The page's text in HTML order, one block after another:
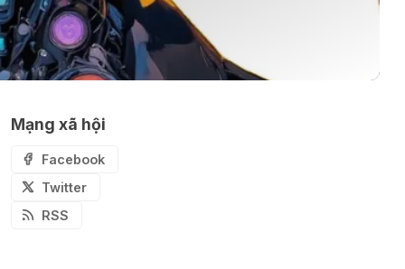
infographic
chuyên nghiệp trong 5 phút
Mạng xã hội
Facebook
Twitter
RSS